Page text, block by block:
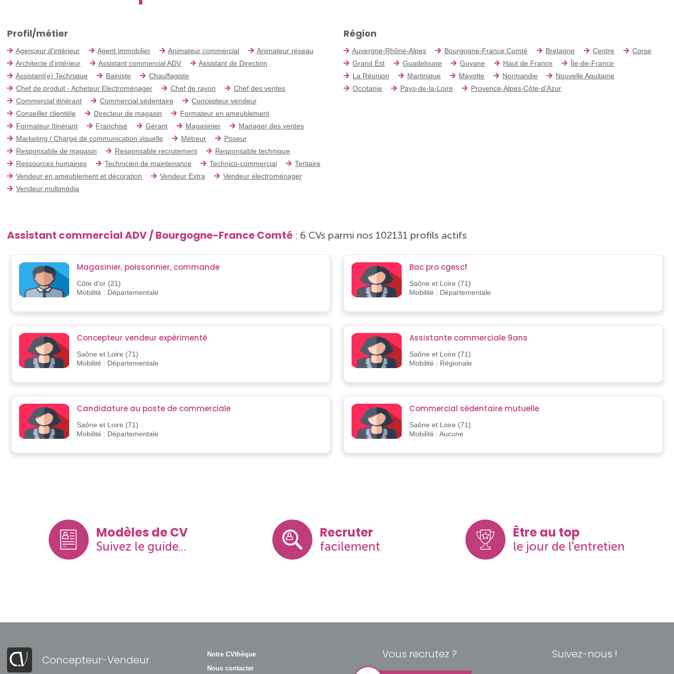
Profil/métier
Agenceur d'intérieur Agent immobilier Animateur commercial
Animateur réseau
Architecte d'intérieur
Assistant commercial ADV
Assistant de Direction
Assistant(e) Technique
Bainiste
Chauffagiste
Chef de produit - Acheteur Electroménager
Chef de rayon
Chef des ventes
Commercial itinérant
Commercial sédentaire
Concepteur vendeur
Conseiller clientèle
Directeur de magasin
Formateur en ameublement
Formateur Itinérant
Franchisé Gérant Magasinier
Manager des ventes
Marketing / Chargé de communication visuelle
Métreur
Poseur
Responsable de magasin
Responsable recrutement
Responsable technique
Ressources humaines
Technicien de maintenance Technico-commercial
Tertiaire
Vendeur en ameublement et décoration
Vendeur Extra
Vendeur électroménager
Vendeur multimédia
Région
Auvergne-Rhône-Alpes Bourgogne-France Comté Bretagne Centre
Corse
Grand Est
Guadeloupe Guyane Haut de France
Île-de-France
La Réunion
Martinique Mayotte Normandie
Nouvelle Aquitaine
Occitanie
Pays-de-la-Loire Provence-Alpes-Côte-d'Azur
Assistant commercial ADV / Bourgogne-France Comté : 6 CVs parmi nos 102131 profils actifs
Magasinier, poissonnier, commande
Côte d'or (21)
Mobilité : Départementale
Bac pro cgescf
Saône et Loire (71)
Mobilité : Départementale
Concepteur vendeur expérimenté
Saône et Loire (71)
Mobilité : Départementale
Assistante commerciale 9ans
Saône et Loire (71)
Mobilité : Régionale
Candidature au poste de commerciale
Saône et Loire (71)
Mobilité : Départementale
Commercial sédentaire mutuelle
Saône et Loire (71)
Mobilité : Aucune
Modèles de CV
Suivez le guide...
Recruter
facilement
Être au top
le jour de l'entretien
Concepteur-Vendeur Notre CVthèque
Nous contacter
Vous recrutez ? Suivez-nous !